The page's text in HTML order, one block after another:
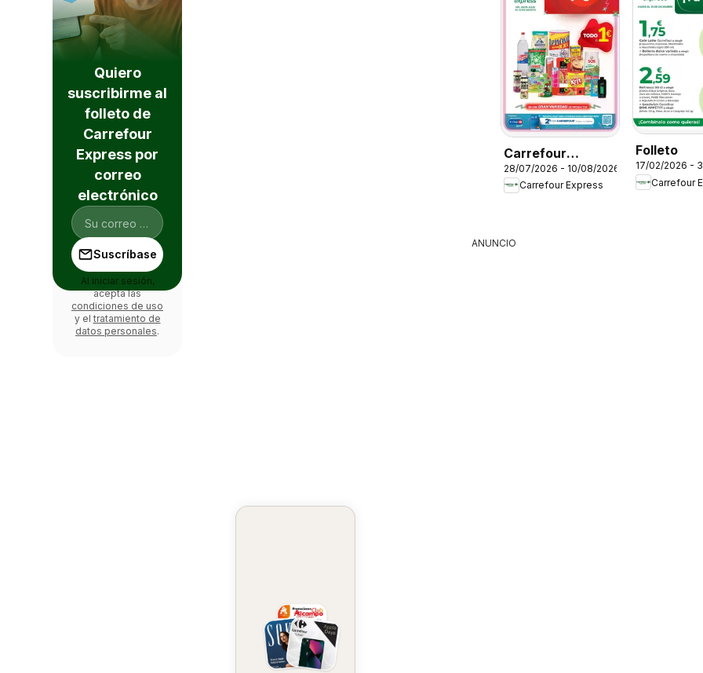
Carrefour
Express Folleto
28/07/2026 - 10/08/2026
Carrefour Express
Folleto
17/02/2026 -
Carrefour
ANUNCIO
Quiero
suscribirme al
folleto de
Carrefour
Express por
correo
electrónico
Suscríbase
Al iniciar sesión,
acepta las
condiciones de uso
y el tratamiento de
datos personales.